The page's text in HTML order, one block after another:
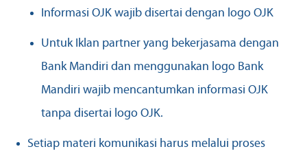
Informasi OJK wajib disertai dengan logo OJK
Untuk Iklan partner yang bekerjasama dengan
Bank Mandiri dan menggunakan logo Bank
Mandiri wajib mencantumkan informasi OJK
tanpa disertai logo OJK.
Setiap materi komunikasi harus melalui proses